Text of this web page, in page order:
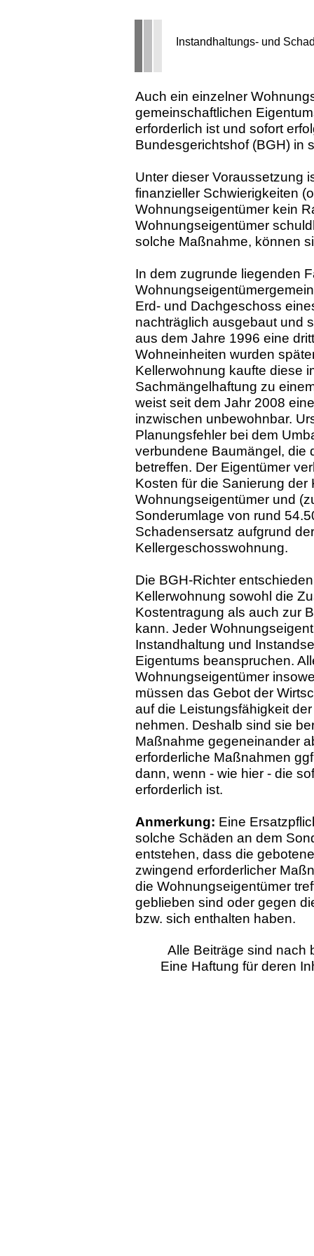
Instandhaltungs- und
Auch ein einzelner
gemeinschaftlichen
erforderlich ist und sofort
Bundesgerichtshof (BGH) in
Unter dieser Voraussetzung
finanzieller Schwierigkeiten
Wohnungseigentümer kein
Wohnungseigentümer
solche Maßnahme, können
In dem zugrunde liegenden
Erd- und Dachgeschoss
nachträglich ausgebaut und
aus dem Jahre 1996 eine
Wohneinheiten wurden
Kellerwohnung kaufte diese
Sachmängelhaftung zu
weist seit dem Jahr 2008
inzwischen unbewohnbar.
Planungsfehler bei dem
verbundene Baumängel, die
betreffen. Der Eigentümer
Kosten für die Sanierung
Wohnungseigentümer und
Sonderumlage von rund
Schadensersatz aufgrund
Kellergeschosswohnung.
Die BGH-Richter
Kellerwohnung sowohl die
Kostentragung als auch zur
kann. Jeder
Instandhaltung und
Eigentums beanspruchen.
Wohnungseigentümer
müssen das Gebot der
auf die Leistungsfähigkeit
nehmen. Deshalb sind sie
Maßnahme gegeneinander
erforderliche Maßnahmen
dann, wenn - wie hier - die
erforderlich ist.
Anmerkung: Eine
solche Schäden an dem
entstehen, dass die
zwingend erforderlicher
die Wohnungseigentümer
geblieben sind oder gegen
bzw. sich enthalten haben.
Alle Beiträge sind nach
Eine Haftung für deren